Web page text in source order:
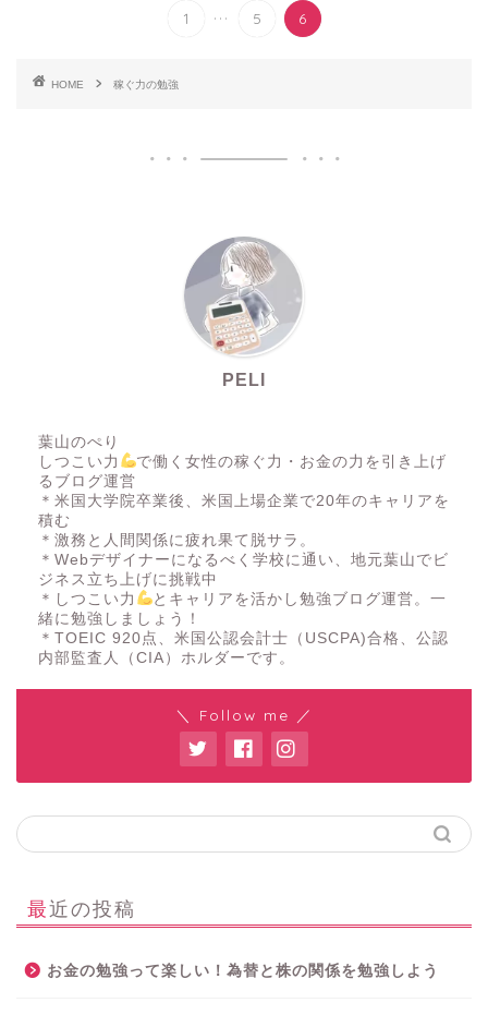
1 ... 5 6
HOME 稼ぐ力の勉強
PELI
葉山のぺり
しつこい力
で働く女性の稼ぐ力・お金の力を引き上げ
るブログ運営
＊米国大学院卒業後、米国上場企業で20年のキャリアを
積む
＊激務と人間関係に疲れ果て脱サラ。
＊Webデザイナーになるべく学校に通い、地元葉山でビ
ジネス立ち上げに挑戦中
＊しつこい力
とキャリアを活かし勉強ブログ運営。一
緒に勉強しましょう！
＊TOEIC 920点、米国公認会計士（USCPA)合格、公認
内部監査人（CIA）ホルダーです。
＼ Follow me ／
最近の投稿
お金の勉強って楽しい！為替と株の関係を勉強しよう